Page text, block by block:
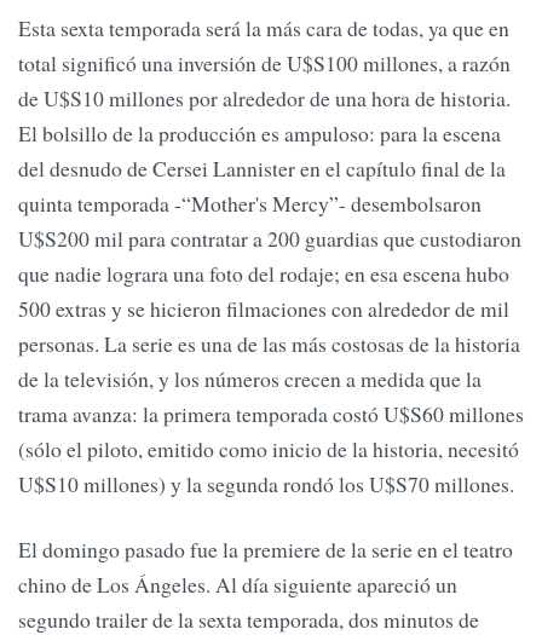
Esta sexta temporada será la más cara de todas, ya que en
total significó una inversión de U$S100 millones, a razón
de U$S10 millones por alrededor de una hora de historia.
El bolsillo de la producción es ampuloso: para la escena
del desnudo de Cersei Lannister en el capítulo final de la
quinta temporada -“Mother's Mercy”- desembolsaron
U$S200 mil para contratar a 200 guardias que custodiaron
que nadie lograra una foto del rodaje; en esa escena hubo
500 extras y se hicieron filmaciones con alrededor de mil
personas. La serie es una de las más costosas de la historia
de la televisión, y los números crecen a medida que la
trama avanza: la primera temporada costó U$S60 millones
(sólo el piloto, emitido como inicio de la historia, necesitó
U$S10 millones) y la segunda rondó los U$S70 millones.
El domingo pasado fue la premiere de la serie en el teatro
chino de Los Ángeles. Al día siguiente apareció un
segundo trailer de la sexta temporada, dos minutos de